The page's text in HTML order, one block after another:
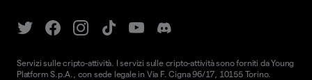
Servizi sulle cripto-attività. I servizi sulle cripto-attività sono forniti da Young
Platform S.p.A., con sede legale in Via F. Cigna 96/17, 10155 Torino.